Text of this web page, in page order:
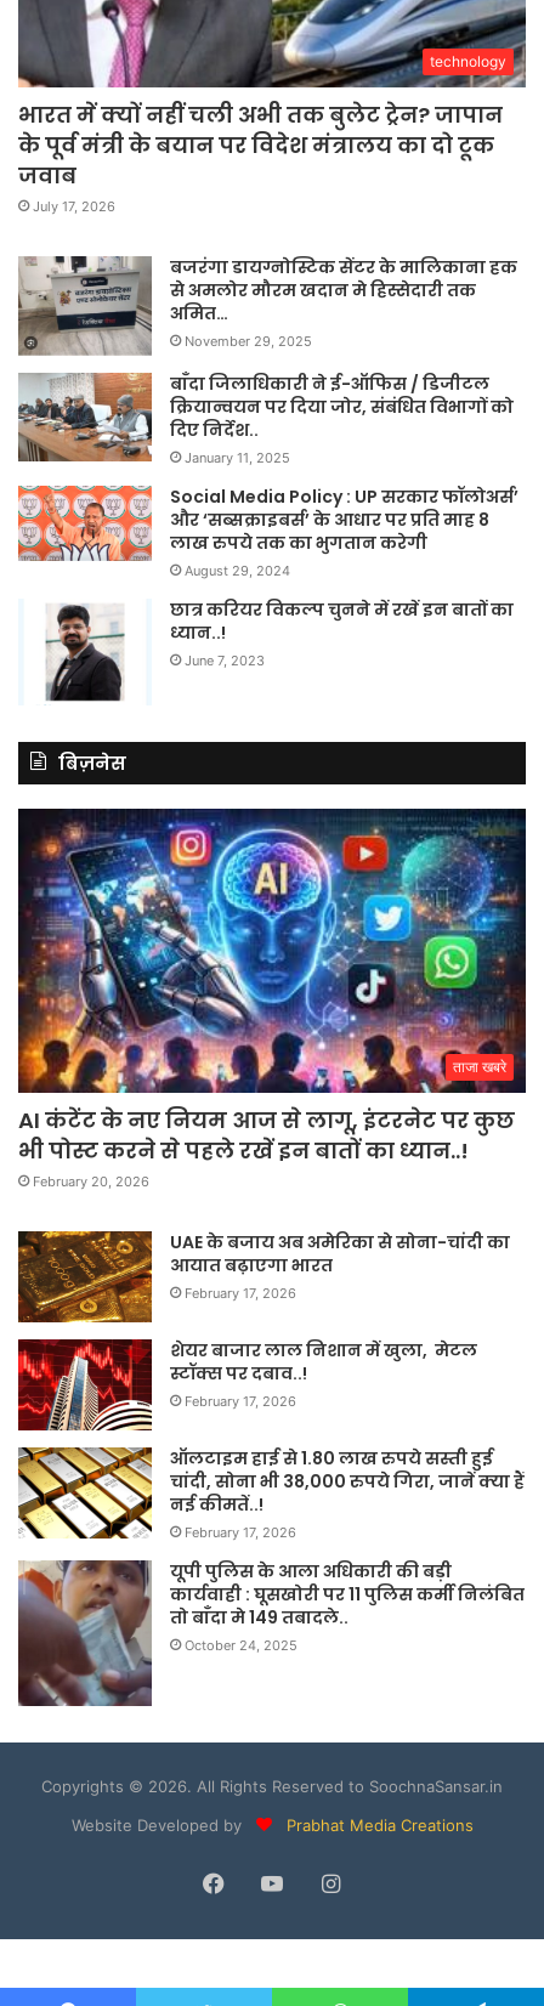
technology
भारत में क्यों नहीं चली अभी तक बुलेट ट्रेन? जापान
के पूर्व मंत्री के बयान पर विदेश मंत्रालय का दो टूक
जवाब
July 17, 2026
बजरंगा डायग्नोस्टिक सेंटर के मालिकाना हक
से अमलोर मौरम खदान मे हिस्सेदारी तक
अमित…
November 29, 2025
बाँदा जिलाधिकारी ने ई-ऑफिस / डिजीटल
क्रियान्वयन पर दिया जोर, संबंधित विभागों को
दिए निर्देश..
January 11, 2025
Social Media Policy : UP सरकार फॉलोअर्स’
और ‘सब्सक्राइबर्स’ के आधार पर प्रति माह 8
लाख रुपये तक का भुगतान करेगी
August 29, 2024
छात्र करियर विकल्प चुनने में रखें इन बातों का
ध्यान..!
June 7, 2023
बिज़नेस
ताजा खबरे
AI कंटेंट के नए नियम आज से लागू, इंटरनेट पर कुछ
भी पोस्ट करने से पहले रखें इन बातों का ध्यान..!
February 20, 2026
UAE के बजाय अब अमेरिका से सोना-चांदी का
आयात बढ़ाएगा भारत
February 17, 2026
शेयर बाजार लाल निशान में खुला, मेटल
स्टॉक्स पर दबाव..!
February 17, 2026
ऑलटाइम हाई से 1.80 लाख रुपये सस्ती हुई
चांदी, सोना भी 38,000 रुपये गिरा, जानें क्या हैं
नई कीमतें..!
February 17, 2026
यूपी पुलिस के आला अधिकारी की बड़ी
कार्यवाही : घूसखोरी पर 11 पुलिस कर्मी निलंबित
तो बाँदा मे 149 तबादले..
October 24, 2025
Copyrights © 2026. All Rights Reserved to SoochnaSansar.in
Website Developed by
Prabhat Media Creations
Facebook
YouTubeInstagram